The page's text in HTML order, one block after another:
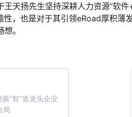
王天扬先生坚持深耕人力资源“软
性，也是对于其引领eRoad厚积薄
。
“智”造龙头企业
局